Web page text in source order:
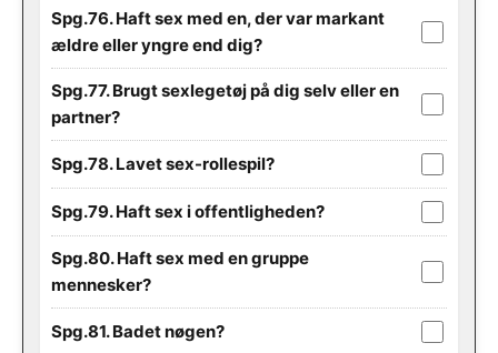
Spg.76. Haft sex med en, der var markant
ældre eller yngre end dig?
Spg.77. Brugt sexlegetøj på dig selv eller en
partner?
Spg.78. Lavet sex-rollespil?
Spg.79. Haft sex i offentligheden?
Spg.80. Haft sex med en gruppe
mennesker?
Spg.81. Badet nøgen?